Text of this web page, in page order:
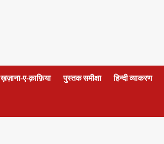
ख़ज़ाना-ए-क़ाफ़िया पुस्तक समीक्षा हिन्दी व्याकरण